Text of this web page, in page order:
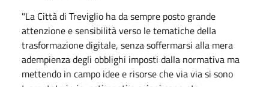
"La Città di Treviglio ha da sempre posto grande
attenzione e sensibilità verso le tematiche della
trasformazione digitale, senza soffermarsi alla mera
adempienza degli obblighi imposti dalla normativa ma
mettendo in campo idee e risorse che via via si sono